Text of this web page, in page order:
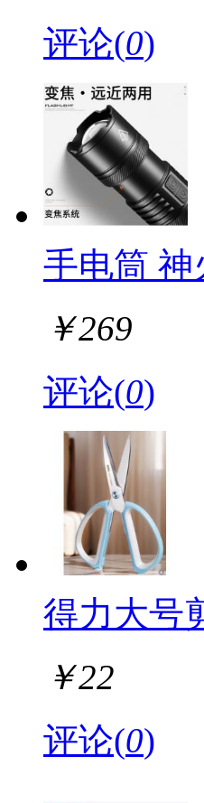
评论(0)
手电筒 神
￥269
评论(0)
得力大号
￥22
评论(0)